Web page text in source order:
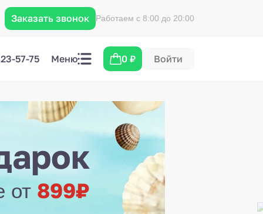
Заказать звонок Работаем с 8:00 до 20:00
57-75 Меню 0₽ Войти
от 899₽